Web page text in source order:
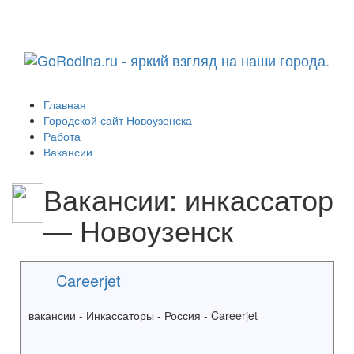
Главная
Городской сайт Новоузенска
Работа
Вакансии
Вакансии: инкассатор
— Новоузенск
Careerjet
вакансии - Инкассаторы - Россия - Careerjet